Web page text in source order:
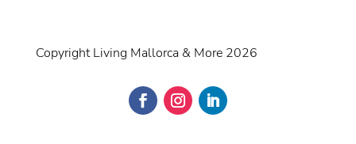
Copyright Living Mallorca & More 2026